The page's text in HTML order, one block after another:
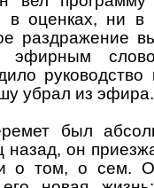
в оценках, ни
раздражение
руководство
убрал из эфира.
был
назад, он
о том, о сем.